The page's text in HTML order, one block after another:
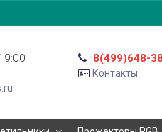
8(499)648-
Контакты